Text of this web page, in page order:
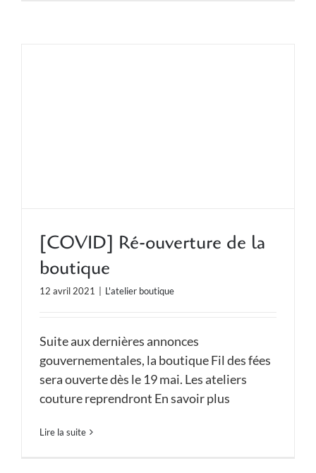
[COVID] Ré-ouverture de la
boutique
12 avril 2021 | L'atelier boutique
Suite aux dernières annonces
gouvernementales, la boutique Fil des fées
sera ouverte dès le 19 mai. Les ateliers
couture reprendront En savoir plus
Lire la suite